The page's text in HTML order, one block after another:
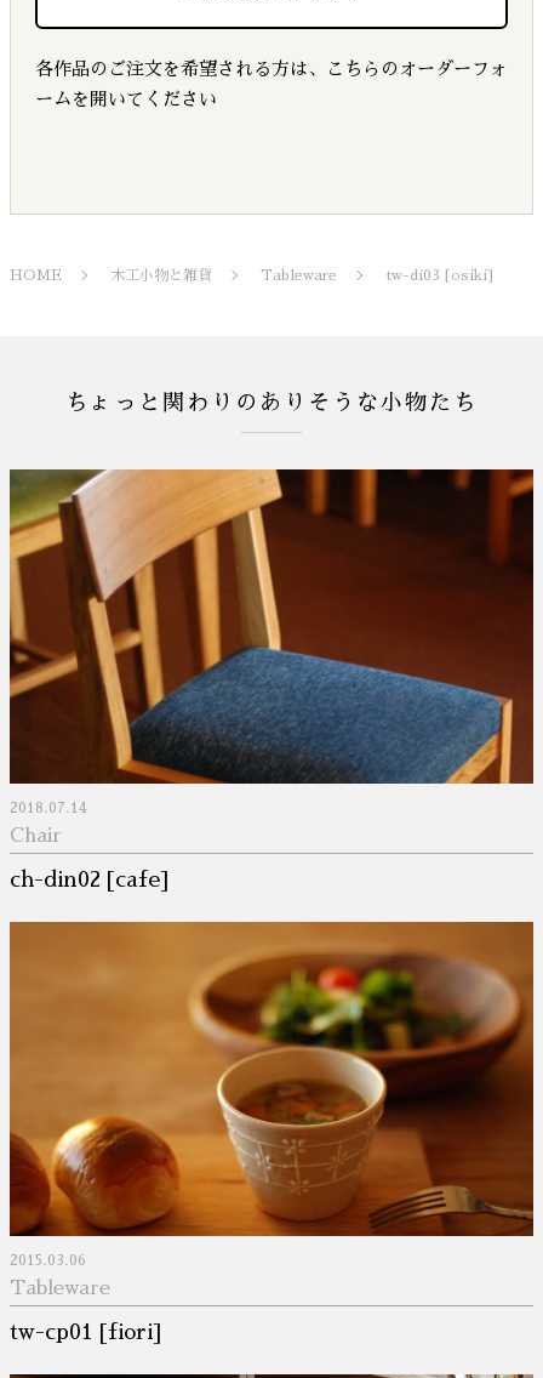
各作品のご注文を希望される方は、こちらのオーダーフォ
ームを開いてください
HOME 木工小物と雑貨 Tableware tw-di03 [osiki]
ちょっと関わりのありそうな小物たち
2018.07.14
Chair
ch-din02 [cafe]
2015.03.06
Tableware
tw-cp01 [fiori]